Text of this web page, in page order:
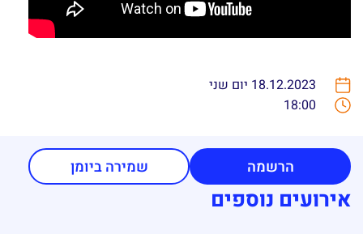
18.12.2023 יום שני
18:00
הרשמה שמירה ביומן
אירועים נוספים